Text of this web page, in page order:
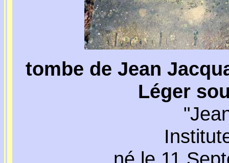
tombe de Jean
Léger